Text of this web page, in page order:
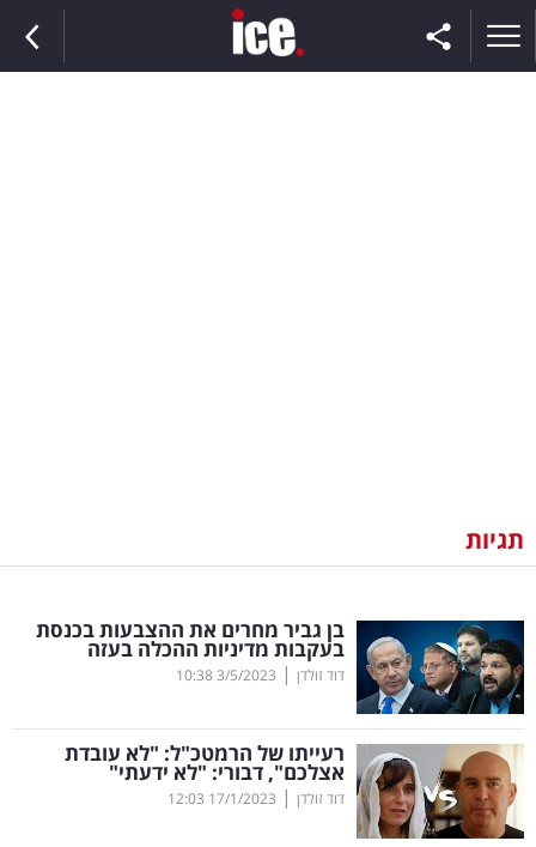
וצרכנות
דיגיטל
וטק
שיווק
ופרסום
משפט
תגיות
בן גביר מחרים את ההצבעות בכנסת
בעקבות מדיניות ההכלה בעזה
דוד זולדן |
3/5/2023
10:38
רעייתו של הרמטכ"ל: "לא עובדת
אצלכם", דבורי: "לא ידעתי"
דוד זולדן |
17/1/2023
12:03